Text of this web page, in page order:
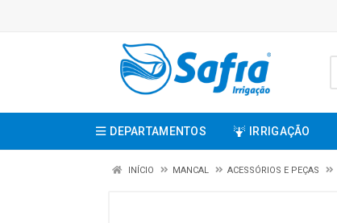
DEPARTAMENTOS IRRIGAÇÃO
INÍCIO MANCAL ACESSÓRIOS E PEÇAS